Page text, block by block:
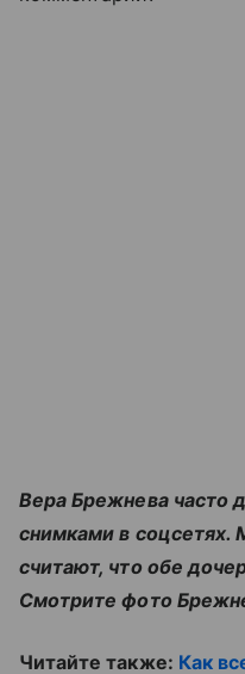
Вера Брежнева часто
снимками в
считают, что обе
Смотрите фото
Читайте также: Как